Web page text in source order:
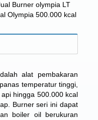
Burner olympia LT
Olympia 500.000 kcal
alat pembakaran
temperatur tinggi,
hingga 500.000 kcal
Burner seri ini dapat
boiler oil berukuran